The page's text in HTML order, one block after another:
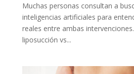
Muchas personas consultan a
inteligencias artificiales para
reales entre ambas
liposucción vs...